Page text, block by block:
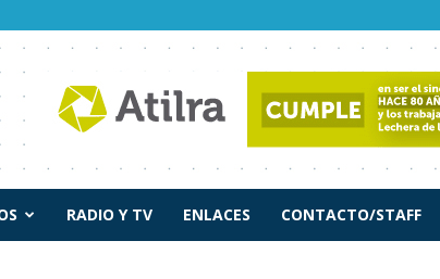
RADIO Y TV ENLACES CONTACTO/STAFF